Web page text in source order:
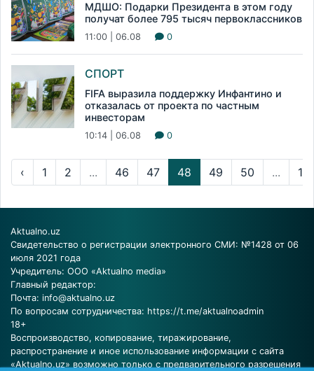
МДШО: Подарки Президента в этом году
получат более 795 тысяч первоклассников
11:00 | 06.08 0
СПОРТ
FIFA выразила поддержку Инфантино и
отказалась от проекта по частным
инвесторам
10:14 | 06.08 0
‹ 1 2 ... 46 47 48 49 50 ...
Aktualno.uz
Свидетельство о регистрации электронного СМИ: №1428 от 06
июля 2021 года
Учредитель: ООО «Aktualno media»
Главный редактор:
Почта: info@aktualno.uz
По вопросам сотрудничества: https://t.me/aktualnoadmin
18+
Воспроизводство, копирование, тиражирование,
распространение и иное использование информации с сайта
«Aktualno.uz» возможно только с предварительного разрешения